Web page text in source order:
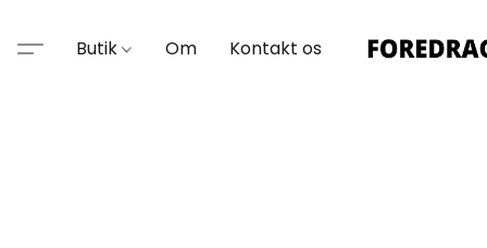
Butik Om Kontakt os